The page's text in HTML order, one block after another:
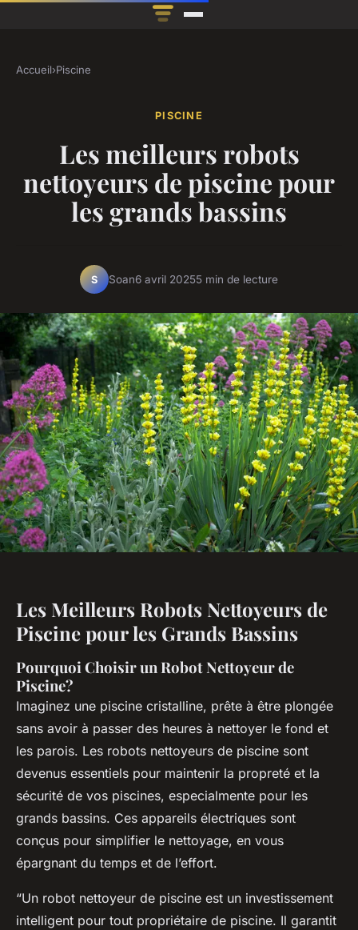
Accueil›Piscine
PISCINE
Les meilleurs robots
nettoyeurs de piscine pour
les grands bassins
S Soan6 avril 20255 min de lecture
Les Meilleurs Robots Nettoyeurs de
Piscine pour les Grands Bassins
Pourquoi Choisir un Robot Nettoyeur de
Piscine?
Imaginez une piscine cristalline, prête à être plongée
sans avoir à passer des heures à nettoyer le fond et
les parois. Les robots nettoyeurs de piscine sont
devenus essentiels pour maintenir la propreté et la
sécurité de vos piscines, especialmente pour les
grands bassins. Ces appareils électriques sont
conçus pour simplifier le nettoyage, en vous
épargnant du temps et de l’effort.
“Un robot nettoyeur de piscine est un investissement
intelligent pour tout propriétaire de piscine. Il garantit